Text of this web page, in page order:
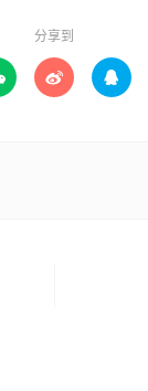
分享到
 